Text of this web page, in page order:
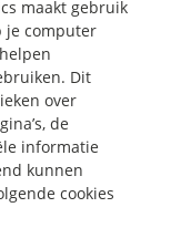
maakt gebruik
je computer
Dit
over
de
informatie
kunnen
cookies